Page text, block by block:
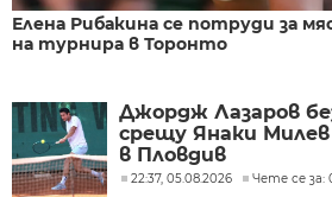
Елена Рибакина се потруди за
на турнира в Торонто
Джордж Лазаров
срещу Янаки
в Пловдив
22:37, 05.08.2026 Чете се за: